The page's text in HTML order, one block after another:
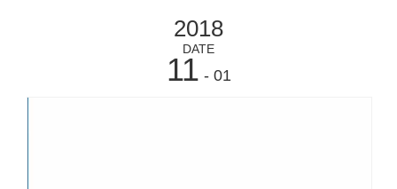
2018
DATE
11 - 01